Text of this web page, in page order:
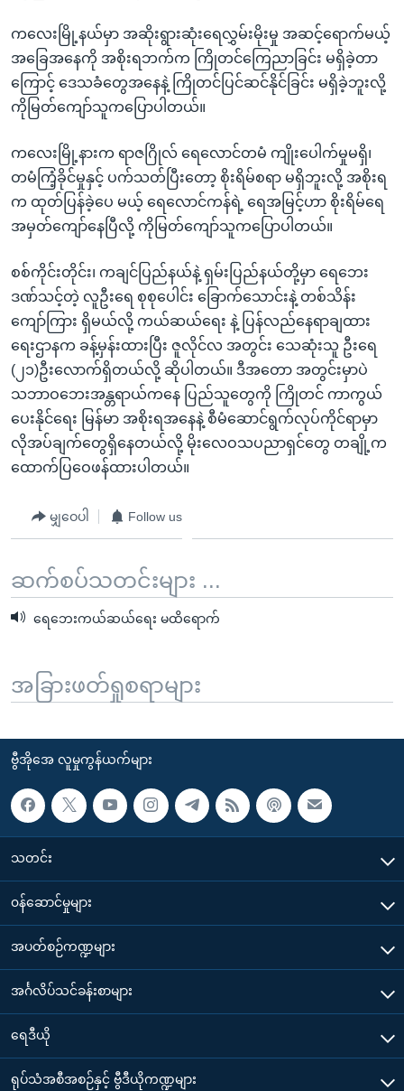
ကလေးမြို့နယ်မှာ အဆိုးရွားဆုံးရေလွှမ်းမိုးမှု အဆင့်ရောက်မယ့်
အခြေအနေကို အစိုးရဘက်က ကြိုတင်ကြေညာခြင်း မရှိခဲ့တာ
ကြောင့် ဒေသခံတွေအနေနဲ့ ကြိုတင်ပြင်ဆင်နိုင်ခြင်း မရှိခဲ့ဘူးလို့
ကိုမြတ်ကျော်သူကပြောပါတယ်။
ကလေးမြို့နားက ရာဇဂြိုလ် ရေလောင်တမံ ကျိုးပေါက်မှုမရှိ၊
တမံကြံ့ခိုင်မှုနှင့် ပက်သတ်ပြီးတော့ စိုးရိမ်စရာ မရှိဘူးလို့ အစိုးရ
က ထုတ်ပြန်ခဲ့ပေ မယ့် ရေလောင်ကန်ရဲ့ ရေအမြင့်ဟာ စိုးရိမ်ရေ
အမှတ်ကျော်နေပြီလို့ ကိုမြတ်ကျော်သူကပြောပါတယ်။
စစ်ကိုင်းတိုင်း၊ ကချင်ပြည်နယ်နဲ့ ရှမ်းပြည်နယ်တို့မှာ ရေဘေး
ဒဏ်သင့်တဲ့ လူဦးရေ စုစုပေါင်း ခြောက်သောင်းနဲ့ တစ်သိန်း
ကျော်ကြား ရှိမယ်လို့ ကယ်ဆယ်ရေး နဲ့ ပြန်လည်နေရာချထား
ရေးဌာနက ခန့်မှန်းထားပြီး ဇူလိုင်လ အတွင်း သေဆုံးသူ ဦးရေ
(၂၁)ဦးလောက်ရှိတယ်လို့ ဆိုပါတယ်။ ဒီအတော အတွင်းမှာပဲ
သဘာဝဘေးအန္တရာယ်ကနေ ပြည်သူတွေကို ကြိုတင် ကာကွယ်
ပေးနိုင်ရေး မြန်မာ အစိုးရအနေနဲ့ စီမံဆောင်ရွက်လုပ်ကိုင်ရာမှာ
လိုအပ်ချက်တွေရှိနေတယ်လို့ မိုးလေဝသပညာရှင်တွေ တချို့က
ထောက်ပြဝေဖန်ထားပါတယ်။
မျှဝေပါ Follow us
ဆက်စပ်သတင်းများ ...
ရေဘေးကယ်ဆယ်ရေး မထိရောက်
အခြားဖတ်ရှုစရာများ
ဗွီအိုအေ လူမှုကွန်ယက်များ
သတင်း
၀န်ဆောင်မှုများ
အပတ်စဉ်ကဏ္ဍများ
အင်္ဂလိပ်သင်ခန်းစာများ
ရေဒီယို
ရုပ်သံအစီအစဉ်နှင့် ဗွီဒီယိုကဏ္ဍများ